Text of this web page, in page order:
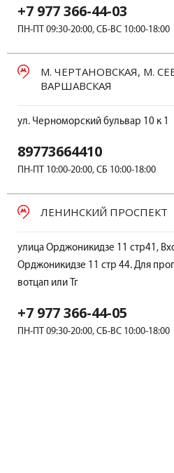
+7 977 366-44-03
ПН-ПТ 09:30-20:00, СБ-ВС 10:00-18:00
М. ЧЕРТАНОВСКАЯ, М.
ВАРШАВСКАЯ
ул. Черноморский бульвар 10 к 1
89773664410
ПН-ПТ 10:00-20:00, СБ 10:00-18:00
ЛЕНИНСКИЙ ПРОСПЕКТ
улица Орджоникидзе 11 стр41,
Орджоникидзе 11 стр 44. Для
вотцап или Тг
+7 977 366-44-05
ПН-ПТ 09:30-20:00, СБ-ВС 10:00-18:00